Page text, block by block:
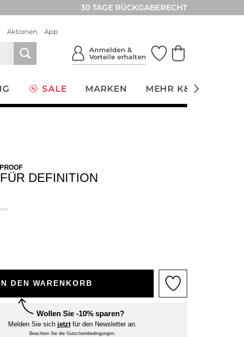
30 TAGE RÜCKGABERECHT
Aktionen App
Anmelden &
Vorteile erhalten
SALE MARKEN MEHR K&Ö
DEFINITION
DEN WARENKORB
Wollen Sie -10% sparen?
Melden Sie sich jetztfür den Newsletter an.
Beachten Sie die Gutscheinbedingungen.